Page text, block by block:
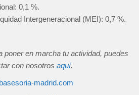
0,1 %.
Intergeneracional (MEI): 0,7 %.
poner en marcha tu actividad, puedes
con nosotros aquí.
madrid.com